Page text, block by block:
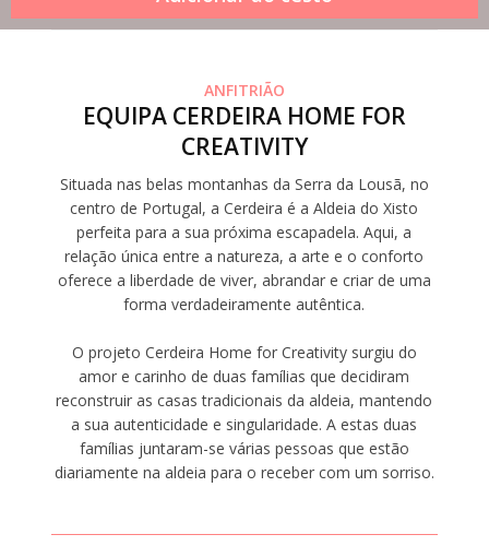
ANFITRIÃO
EQUIPA CERDEIRA HOME FOR
CREATIVITY
Situada nas belas montanhas da Serra da Lousã, no
centro de Portugal, a Cerdeira é a Aldeia do Xisto
perfeita para a sua próxima escapadela. Aqui, a
relação única entre a natureza, a arte e o conforto
oferece a liberdade de viver, abrandar e criar de uma
forma verdadeiramente autêntica.
O projeto Cerdeira Home for Creativity surgiu do
amor e carinho de duas famílias que decidiram
reconstruir as casas tradicionais da aldeia, mantendo
a sua autenticidade e singularidade. A estas duas
famílias juntaram-se várias pessoas que estão
diariamente na aldeia para o receber com um sorriso.